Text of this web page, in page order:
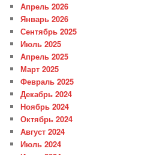
Апрель 2026
Январь 2026
Сентябрь 2025
Июль 2025
Апрель 2025
Март 2025
Февраль 2025
Декабрь 2024
Ноябрь 2024
Октябрь 2024
Август 2024
Июль 2024